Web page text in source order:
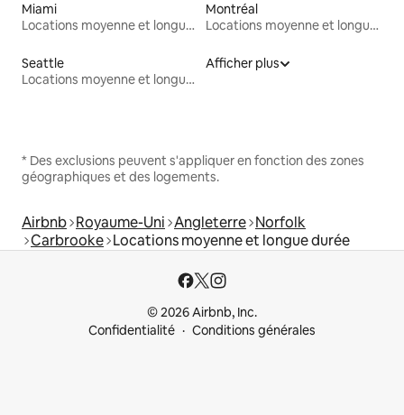
Miami
Locations moyenne et longue durée
Montréal
Locations moyenne et longue durée
Seattle
Locations moyenne et longue durée
Afficher plus
* Des exclusions peuvent s'appliquer en fonction des zones
géographiques et des logements.
Airbnb Royaume-Uni Angleterre Norfolk
Carbrooke Locations moyenne et longue durée
© 2026 Airbnb, Inc.
Confidentialité
Conditions générales